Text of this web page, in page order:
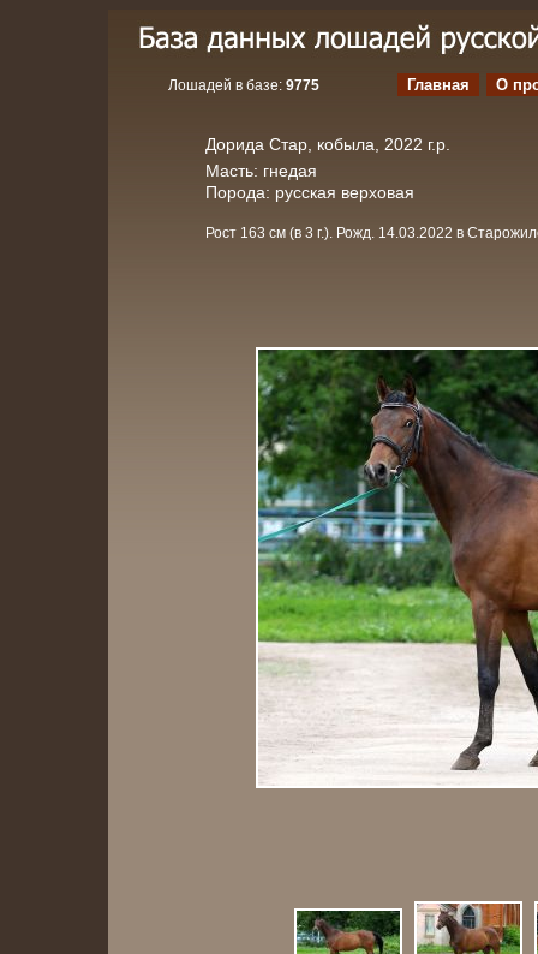
Лошадей в базе: 9775 Главная О
Дорида Стар, кобыла, 2022 г.р.
Масть: гнедая
Порода: русская верховая
Рост 163 см (в 3 г.). Рожд. 14.03.2022 в